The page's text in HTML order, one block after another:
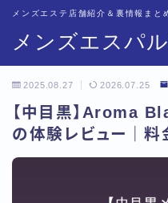
メンズエスパ
メンズエステ店舗紹介＆裏情報まと
記事一覧
2025.08.27 2026.07.25
【中目黒】Aroma
の体験レビュー｜料